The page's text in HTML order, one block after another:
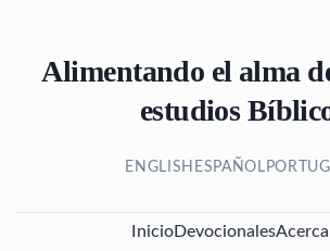
Alimentando el alma
estudios
ENGLISH ESPAÑOL
InicioDevocionales